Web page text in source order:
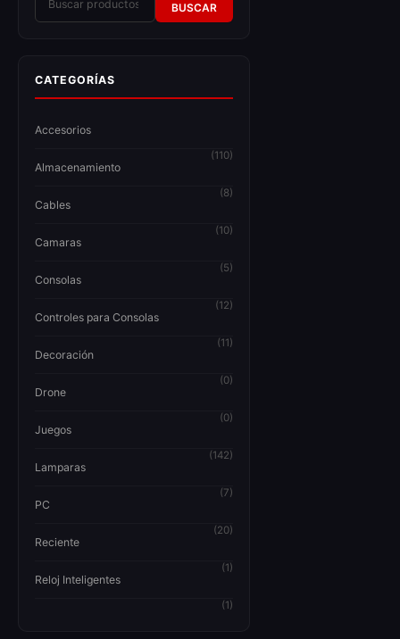
BUSCAR
CATEGORÍAS
Accesorios
(110)
Almacenamiento
(8)
Cables
(10)
Camaras
(5)
Consolas
(12)
Controles para Consolas
(11)
Decoración
(0)
Drone
(0)
Juegos
(142)
Lamparas
(7)
PC
(20)
Reciente
(1)
Reloj Inteligentes
(1)